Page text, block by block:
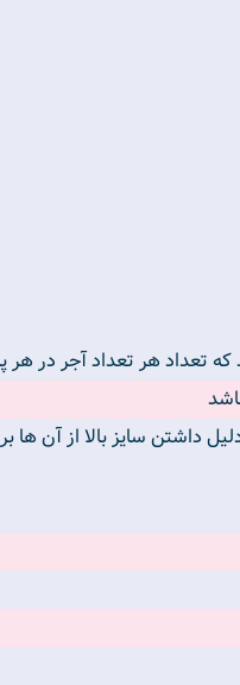
تعداد هر تعداد آجر در هر
متری تولید می شوند که به دلیل